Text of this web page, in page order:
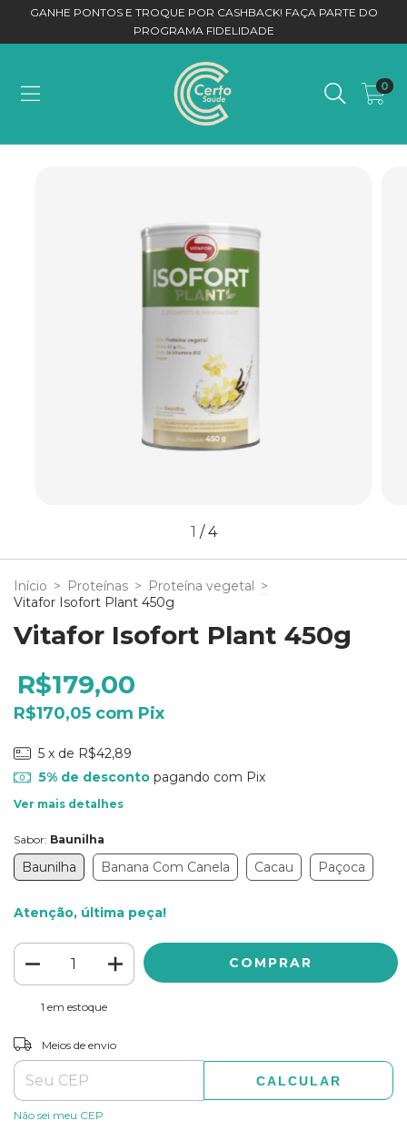
GANHE PONTOS E TROQUE POR CASHBACK! FAÇA PARTE DO
PROGRAMA FIDELIDADE
0
1 /4
Início > Proteínas > Proteína vegetal >
Vitafor Isofort Plant 450g
Vitafor Isofort Plant 450g
R$179,00
R$170,05 com Pix
5 x de R$42,89
5% de descontopagando com Pix
Ver mais detalhes
Sabor: Baunilha
Baunilha Banana Com Canela Cacau Paçoca
Atenção, última peça!
1 em estoque
Entregas para o CEP:
Meios de envio
CALCULAR
Não sei meu CEP